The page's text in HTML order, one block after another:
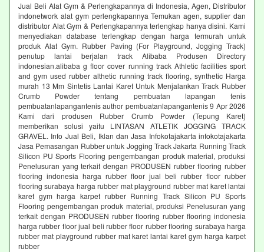
Jual Beli Alat Gym & Perlengkapannya di Indonesia, Agen, Distributor
indonetwork alat gym perlengkapannya Temukan agen, supplier dan
distributor Alat Gym & Perlengkapannya terlengkap hanya disini. Kami
menyediakan database terlengkap dengan harga termurah untuk
produk Alat Gym. Rubber Paving (For Playground, Jogging Track)
penutup lantai berjalan track Alibaba Produsen Directory
indonesian.alibaba g floor cover running track Athletic facilities sport
and gym used rubber althetic running track flooring, synthetic Harga
murah 13 Mm Sintetis Lantai Karet Untuk Menjalankan Track Rubber
Crumb Powder tentang pembuatan lapangan tenis
pembuatanlapangantenis author pembuatanlapangantenis 9 Apr 2026
Kami dari produsen Rubber Crumb Powder (Tepung Karet)
memberikan solusi yaitu LINTASAN ATLETIK JOGGING TRACK
GRAVEL. Info Jual Beli, Iklan dan Jasa Infokotajakarta infokotajakarta
Jasa Pemasangan Rubber untuk Jogging Track Jakarta Running Track
Silicon PU Sports Flooring pengembangan produk material, produksi
Penelusuran yang terkait dengan PRODUSEN rubber flooring rubber
flooring indonesia harga rubber floor jual beli rubber floor rubber
flooring surabaya harga rubber mat playground rubber mat karet lantai
karet gym harga karpet rubber Running Track Silicon PU Sports
Flooring pengembangan produk material, produksi Penelusuran yang
terkait dengan PRODUSEN rubber flooring rubber flooring indonesia
harga rubber floor jual beli rubber floor rubber flooring surabaya harga
rubber mat playground rubber mat karet lantai karet gym harga karpet
rubber